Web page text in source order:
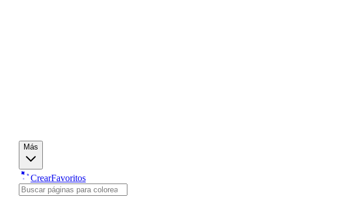
Más
CrearFavoritos